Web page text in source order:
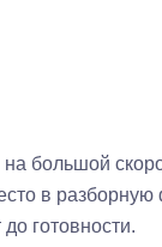
большой
в
готовности.